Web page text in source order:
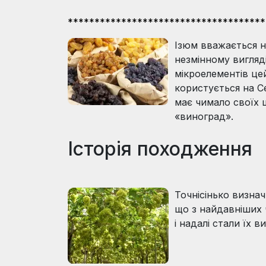
Ізюм вважається
незмінному
мікроелементів
користується на
має чимало своїх
«виноград».
Історія походження
Точнісінько
що з найдавніших
і надалі стали їх